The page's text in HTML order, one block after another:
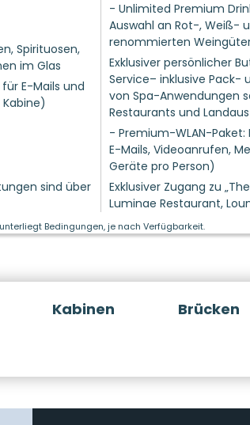
Spirituosen,
im Glas
E-Mails und
sind über
- Unlimited Premium
Auswahl an Rot-, Weiß-
renommierten
Exklusiver persönlicher
Service– inklusive Pack-
von Spa-Anwendungen
Restaurants und
- Premium-WLAN-
E-Mails, Videoanrufen,
Geräte pro Person)
Exklusiver Zugang zu
Luminae Restaurant,
Bedingungen, je nach Verfügbarkeit.
Kabinen Brücken